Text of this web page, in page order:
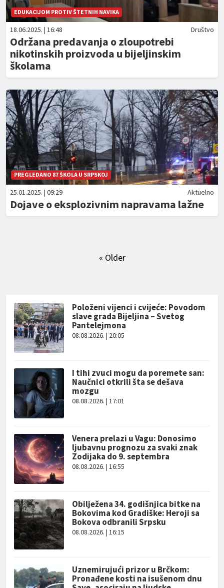
EDUKACIJOM PROTIV ŠTETNIH NAVIKA
18.06.2025. | 16:48 Društvo
Održana predavanja o zloupotrebi
nikotinskih proizvoda u bijeljinskim
školama
PREGLEDANO 87 ŠKOLA U SRPSKOJ
25.01.2025. | 09:29 Aktuelno
Dojave o eksplozivnim napravama lažne
« Older
Položeni vijenci i cvijeće: Povodom
slave grada Bijeljina – Svetog
Pantelejmona
08.08.2026. | 20:05
I tihi zvuci mogu da poremete san:
Naučnici otkrili šta se dešava
mozgu
08.08.2026. | 17:01
Venera prelazi u Vagu: Donosimo
ljubavnu prognozu za svaki znak
Zodijaka do 9. septembra
08.08.2026. | 16:55
Obilježena 34. godišnjica bitke na
Bokovima kod Gradiške: Heroji sa
Bokova odbranili Srpsku
08.08.2026. | 16:15
Uznemirujući prizor u Brčkom:
Pronađene kosti na isušenom dnu